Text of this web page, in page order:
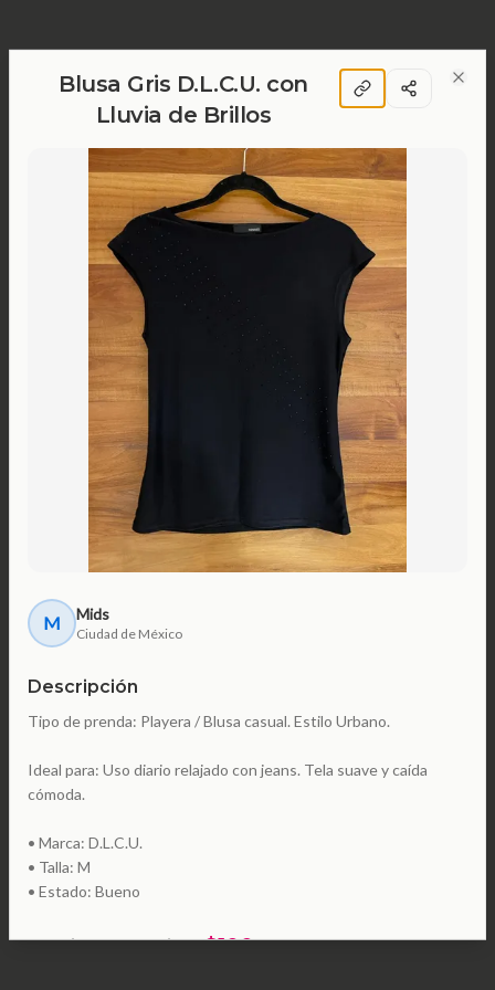
Blusa Gris D.L.C.U. con
Lluvia de Brillos
M Mids
Ciudad de México
Descripción
Tipo de prenda: Playera / Blusa casual. Estilo Urbano.
Ideal para: Uso diario relajado con jeans. Tela suave y caída
cómoda.
• Marca: D.L.C.U.
• Talla: M
• Estado: Bueno
precio pretendido: $100